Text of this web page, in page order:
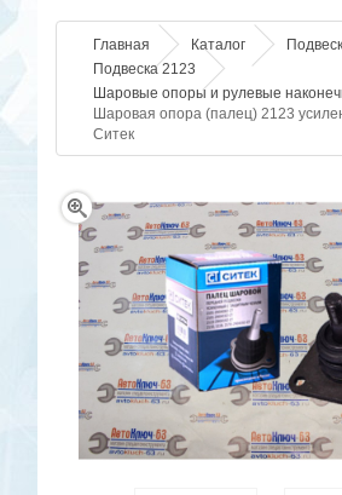
Главная Каталог
Подвеска 2123
Шаровые опоры и рулевые
Шаровая опора (палец) 2123
Ситек